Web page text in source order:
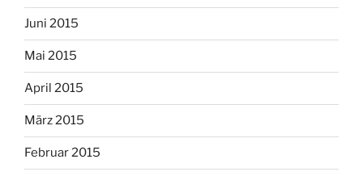
Juni 2015
Mai 2015
April 2015
März 2015
Februar 2015